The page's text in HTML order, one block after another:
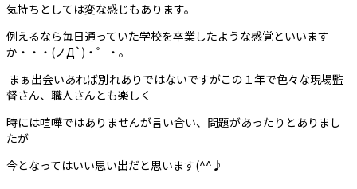
気持ちとしては変な感じもあります。
例えるなら毎日通っていた学校を卒業したような感覚といいます
か・・・(ノД`)・゜・。
まぁ出会いあれば別れありではないですがこの１年で色々な現場監
督さん、職人さんとも楽しく
時には喧嘩ではありませんが言い合い、問題があったりとありまし
たが
今となってはいい思い出だと思います(^^♪